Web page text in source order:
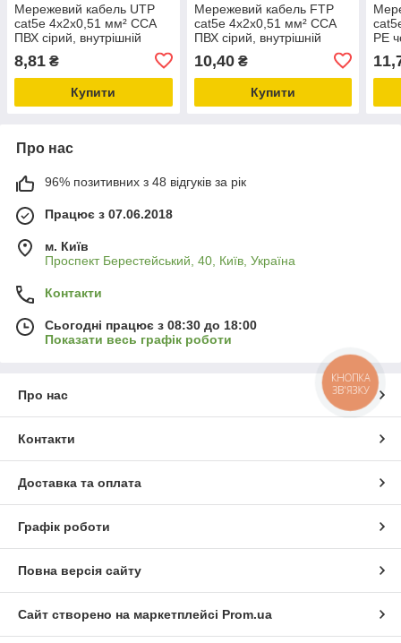
Мережевий кабель UTP
cat5e 4х2х0,51 мм² CCA
ПВХ сірий, внутрішній
8,81 ₴
Купити
Мережевий кабель FTP
cat5e 4х2х0,51 мм² CCA
ПВХ сірий, внутрішній
10,40₴
Купити
PE
Про нас
96% позитивних з 48 відгуків за рік
Працює з 07.06.2018
м. Київ
Проспект Берестейський, 40, Київ, Україна
Контакти
Сьогодні працює з 08:30 до 18:00
Показати весь графік роботи
Про нас
Контакти
Доставка та оплата
Графік роботи
Повна версія сайту
Сайт створено на маркетплейсі Prom.ua
КНОПКА
ЗВ'ЯЗКУ